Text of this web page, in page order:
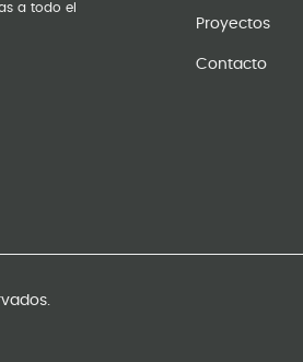
a todo el
Proyectos
Contacto